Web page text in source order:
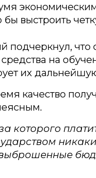
бы выстроить
подчеркнул, что
на
их
качество
которого